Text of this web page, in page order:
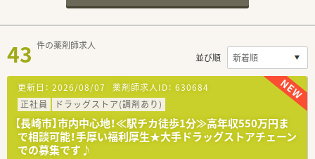
43 件の薬剤師求人
並び順
更新日： 2026/08/07 薬剤師求人ID： 630684
正社員
ドラッグストア(調剤あり)
【長崎市】市内中心地！≪駅チカ徒歩1分≫高年収550万円ま
で相談可能！手厚い福利厚生★大手ドラッグストアチェーン
での募集です♪